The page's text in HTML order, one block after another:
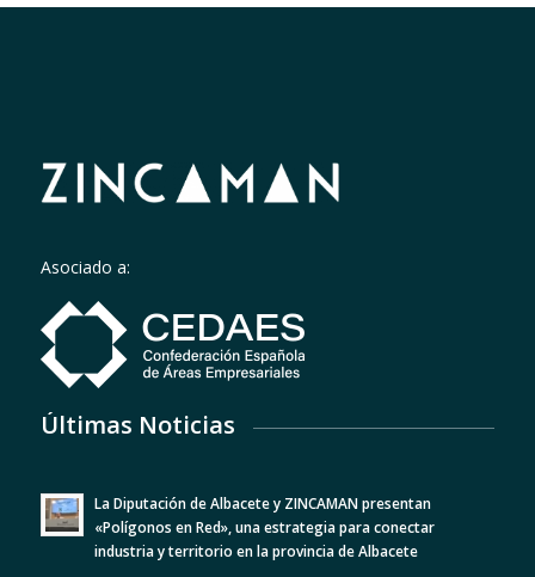
Asociado a:
Últimas Noticias
La Diputación de Albacete y ZINCAMAN presentan
«Polígonos en Red», una estrategia para conectar
industria y territorio en la provincia de Albacete